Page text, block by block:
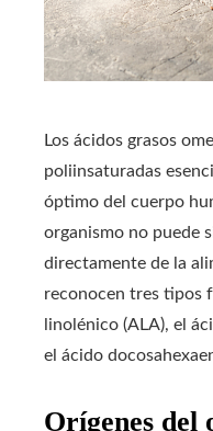
Los ácidos grasos
poliinsaturadas
óptimo del cuerpo
organismo no puede
directamente de la
reconocen tres tipos
linolénico (ALA), el
el ácido
Orígenes del